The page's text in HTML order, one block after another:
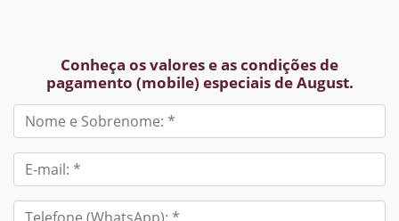
Conheça os valores e as condições de
pagamento (mobile) especiais de August.